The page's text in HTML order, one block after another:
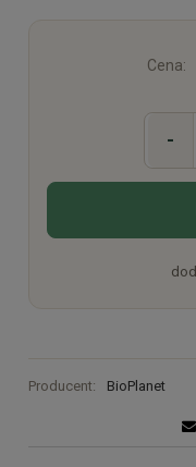
Cena:
-
Producent: BioPlanet